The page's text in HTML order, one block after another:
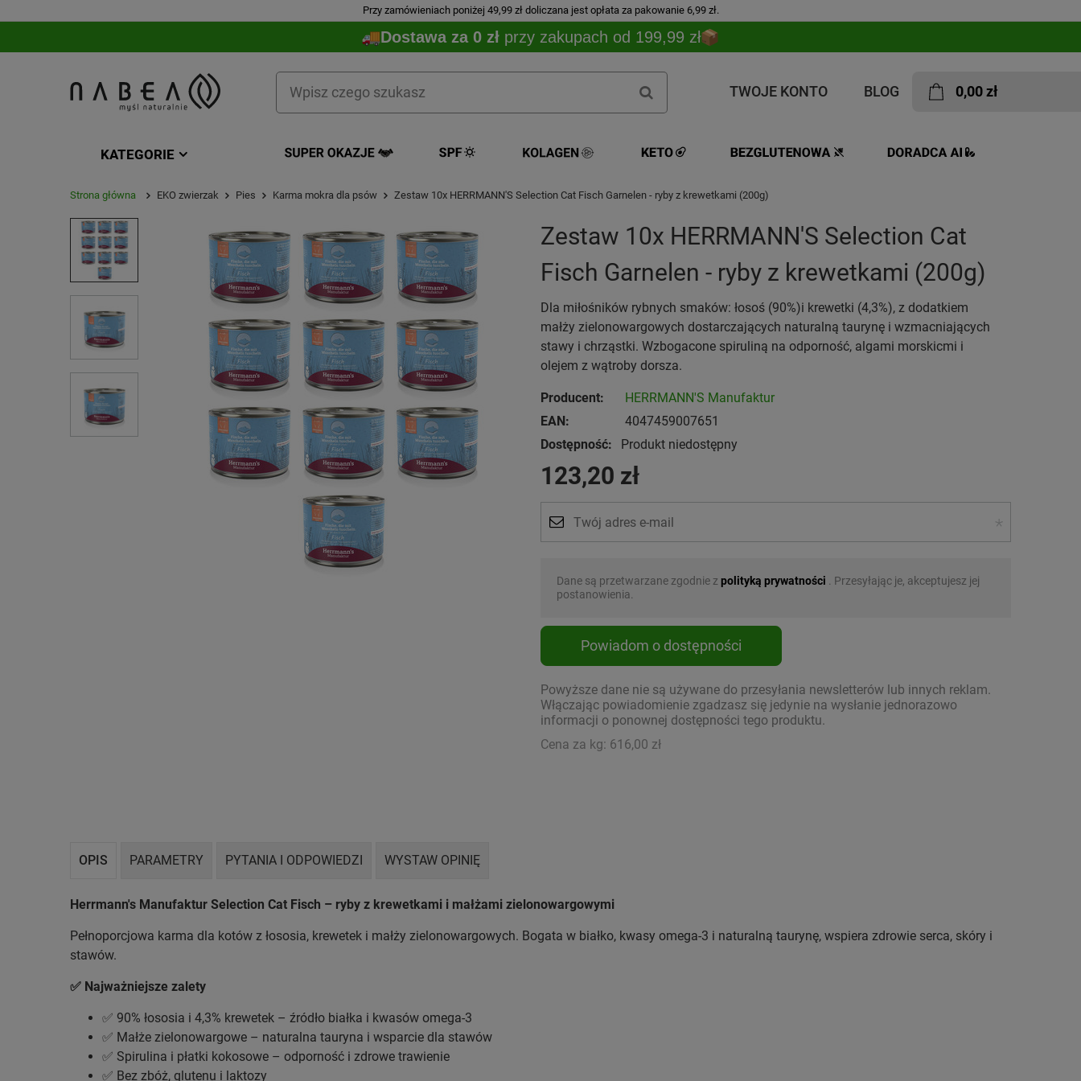
Przy zamówieniach poniżej 49,99 zł doliczana jest opłata za pakowanie 6,99 zł.
Dostawa za 0 zł przy zakupach od 199,99 zł
TWOJE KONTO BLOG 0,00 zł
KATEGORIE
Strona główna EKO zwierzak Pies Karma mokra dla psów Zestaw 10x HERRMANN'S Selection Cat Fisch Garnelen - ryby z krewetkami (200g)
Zestaw 10x HERRMANN'S Selection Cat
Fisch Garnelen - ryby z krewetkami (200g)
Dla miłośników rybnych smaków: łosoś (90%)i krewetki (4,3%), z dodatkiem
małży zielonowargowych dostarczających naturalną taurynę i wzmacniających
stawy i chrząstki. Wzbogacone spiruliną na odporność, algami morskicmi i
olejem z wątroby dorsza.
Producent:
HERRMANN'S Manufaktur
EAN:
4047459007651
Dostępność:
Produkt niedostępny
123,20 zł
Dane są przetwarzane zgodnie zpolityką prywatności . Przesyłając je, akceptujesz jej
postanowienia.
Powiadom o dostępności
Powyższe dane nie są używane do przesyłania newsletterów lub innych reklam.
Włączając powiadomienie zgadzasz się jedynie na wysłanie jednorazowo
informacji o ponownej dostępności tego produktu.
Cena za kg: 616,00 zł
OPIS PARAMETRY PYTANIA I ODPOWIEDZI WYSTAW OPINIĘ
Herrmann's Manufaktur Selection Cat Fisch – ryby z krewetkami i małżami zielonowargowymi
Pełnoporcjowa karma dla kotów z łososia, krewetek i małży zielonowargowych. Bogata w białko, kwasy omega-3 i naturalną taurynę, wspiera zdrowie serca, skóry i
stawów.
✅ Najważniejsze zalety
✅ 90% łososia i 4,3% krewetek – źródło białka i kwasów omega-3
✅ Małże zielonowargowe – naturalna tauryna i wsparcie dla stawów
✅ Spirulina i płatki kokosowe – odporność i zdrowe trawienie
✅ Bez zbóż, glutenu i laktozy